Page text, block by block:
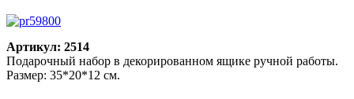
Артикул: 2514
Подарочный набор в декорированном ящике ручной работы.
Размер: 35*20*12 см.